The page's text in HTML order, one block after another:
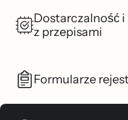
Dostarczalność
z przepisami
Formularze